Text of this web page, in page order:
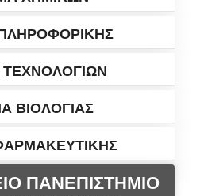
ΒΙΟΛΟΓΙΑΣ
ΠΑΝΕΠΙΣΤΗΜΙΟ